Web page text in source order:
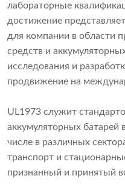
лабораторные
достижение
для компании в области
средств и
исследования и
продвижение на
UL1973 служит
аккумуляторных батарей
числе в различных
транспорт и
признанный и принятый